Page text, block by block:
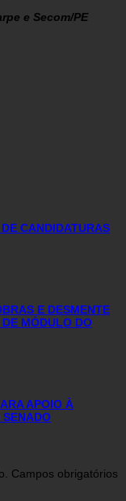
e Secom/PE
CANDIDATURAS
E DESMENTE
MÓDULO DO
APOIO À
SENADO
Campos obrigatórios